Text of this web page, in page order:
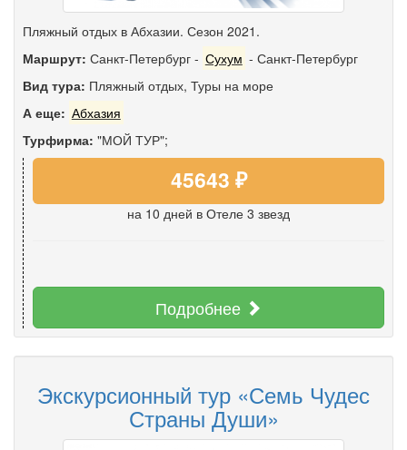
Пляжный отдых в Абхазии. Сезон 2021.
Маршрут: Санкт-Петербург - Сухум - Санкт-Петербург
Вид тура: Пляжный отдых, Туры на море
А еще: Абхазия
Турфирма: "МОЙ ТУР";
45643 ₽
на 10 дней в Отеле 3 звезд
Подробнее
Экскурсионный тур «Семь Чудес
Страны Души»